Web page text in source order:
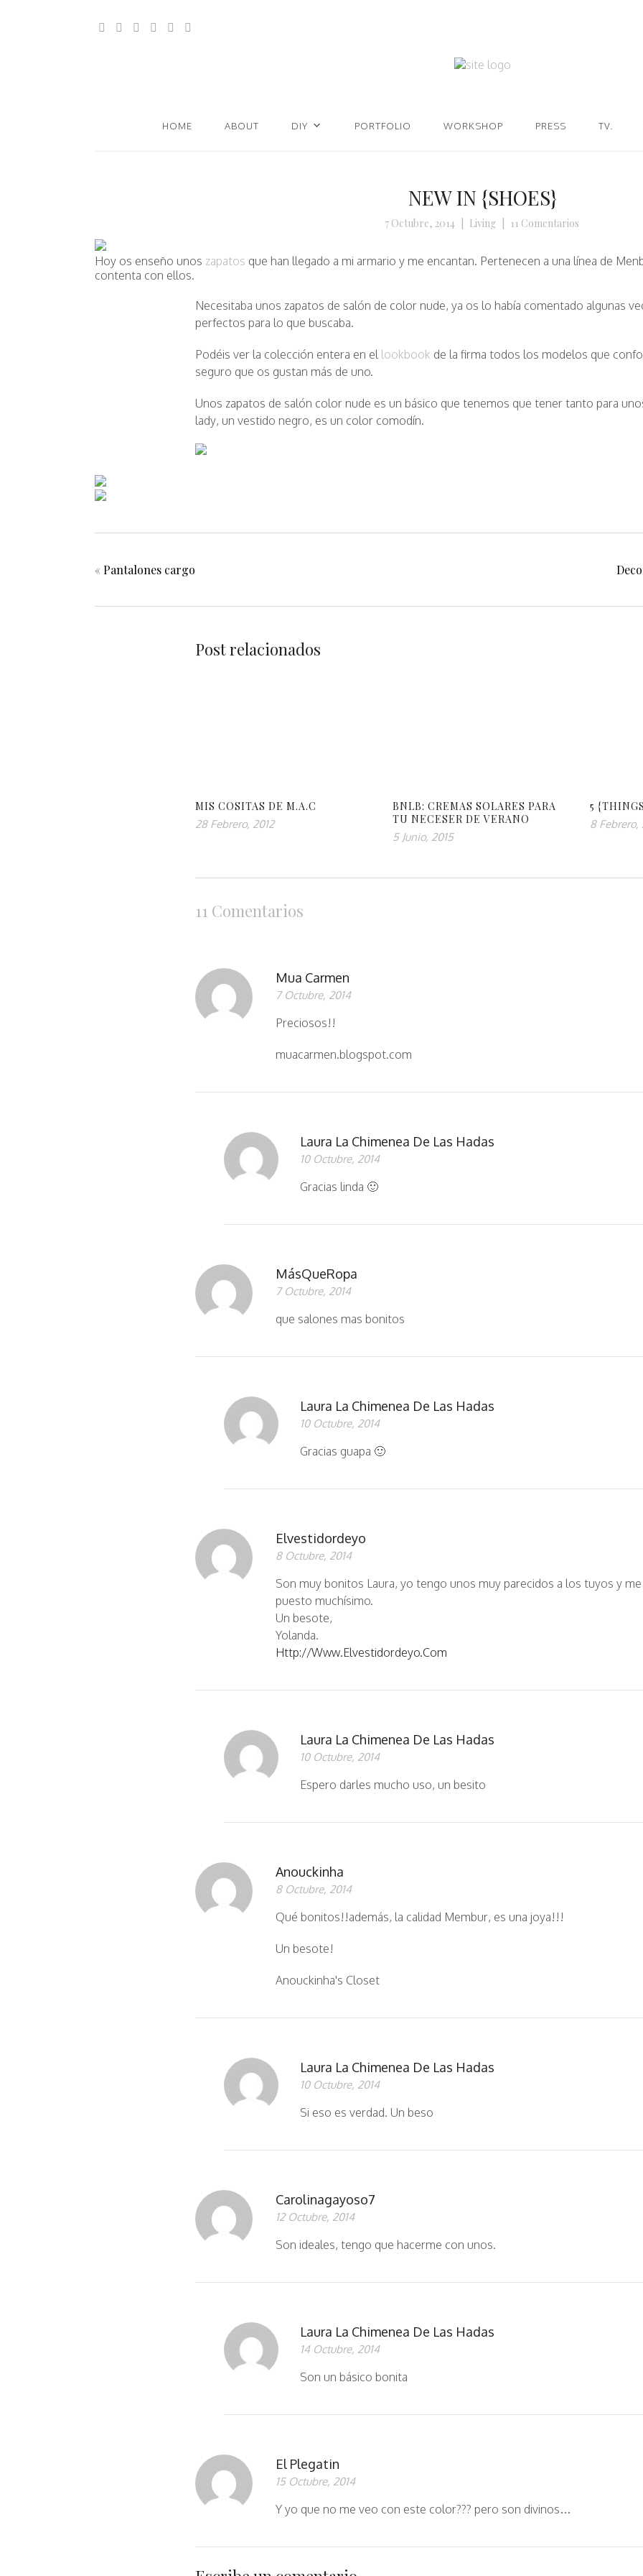
HOME ABOUT DIY PORTFOLIO WORKSHOP PRESS TV.
NEW IN {SHOES}
7 Octubre, 2014 Living 11 Comentarios
Hoy os enseño unos zapatos que han llegado a mi armario y me encantan. Pertenecen a una línea de
contenta con ellos.
Necesitaba unos zapatos de salón de color nude, ya os lo había comentado algunas
perfectos para lo que buscaba.
Podéis ver la colección entera en ellookbook de la firma todos los modelos que
seguro que os gustan más de uno.
Unos zapatos de salón color nude es un básico que tenemos que tener tanto para
lady, un vestido negro, es un color comodín.
« Pantalones cargo
Post relacionados
MIS COSITAS DE M.A.C
28 Febrero, 2012
BNLB: CREMAS SOLARES PARA
TU NECESER DE VERANO
5 Junio, 2015
5
8 Febrero,
11 Comentarios
Mua Carmen
7 Octubre, 2014
Preciosos!!
muacarmen.blogspot.com
Laura La Chimenea De Las Hadas
10 Octubre, 2014
Gracias linda 🙂
MásQueRopa
7 Octubre, 2014
que salones mas bonitos
Laura La Chimenea De Las Hadas
10 Octubre, 2014
Gracias guapa 🙂
Elvestidordeyo
8 Octubre, 2014
Son muy bonitos Laura, yo tengo unos muy parecidos a los tuyos y
puesto muchísimo.
Un besote,
Yolanda.
Http://www.elvestidordeyo.com
Laura La Chimenea De Las Hadas
10 Octubre, 2014
Espero darles mucho uso, un besito
Anouckinha
8 Octubre, 2014
Qué bonitos!!además, la calidad Membur, es una joya!!!
Un besote!
Anouckinha's Closet
Laura La Chimenea De Las Hadas
10 Octubre, 2014
Si eso es verdad. Un beso
Carolinagayoso7
12 Octubre, 2014
Son ideales, tengo que hacerme con unos.
Laura La Chimenea De Las Hadas
14 Octubre, 2014
Son un básico bonita
El Plegatin
15 Octubre, 2014
Y yo que no me veo con este color??? pero son divinos…